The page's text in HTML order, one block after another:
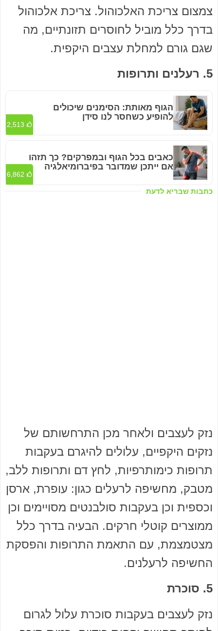
צמצום צריכת האלכוהול. צריכת אלכוהול
בדרך כלל מוביל לחוסרים תזונתיים, מה
שגם גורם למחלת עצבים היקפית.
5. רעלנים ותרופות
כתבות שבריא לדעת
הגוף מאותת: הסימנים שיכולים
להופיע כשחסר לנו סידן
2,513
כאבים בכל הגוף ובמפרקים? כך תזהו
אם ייתכן שמדובר בפיברומיאלגיה
6,862
נזק לעצבים ולאחר מכן התרחשותם של
נזקים היקפיים, עלולים להיגרם בעקבות
תרופות כימותרפיות, לחץ דם ותרופות ללב,
מטבק, מחשיפה לרעלים כגון: עופרת, ארסן
וכספית וכן בעקבות סולבנטים מסויימים וכן
ממוצרים קוטלי חרקים. הבעיה בדרך כלל
מצטמצמת, עם התאמת התרופות והפסקת
החשיפה לרעלנים.
5. סוכרת
נזק לעצבים בעקבות סוכרת עלול לגרום